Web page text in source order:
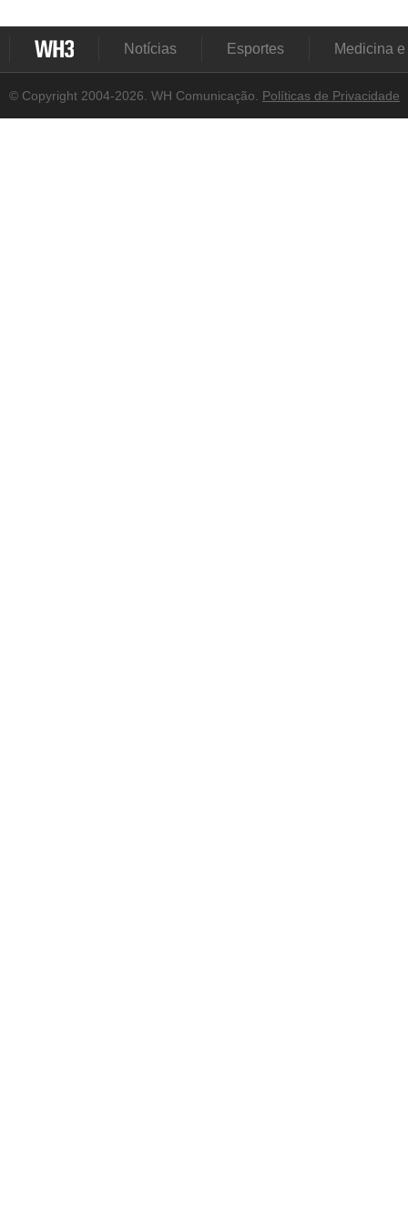
Notícias Esportes Medicina
© Copyright 2004-2026. WH Comunicação. Políticas de Privacidade